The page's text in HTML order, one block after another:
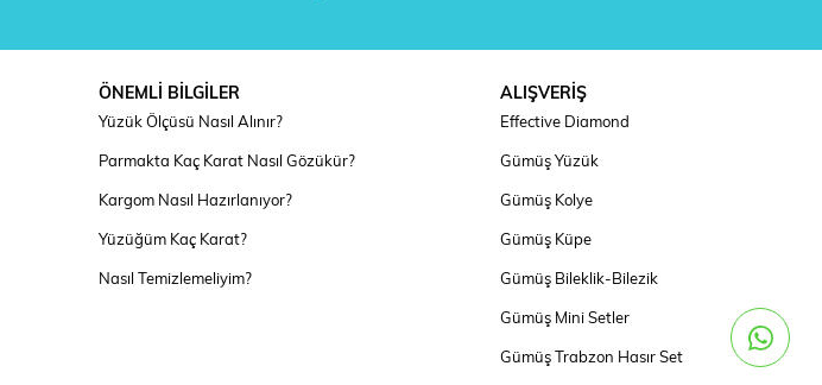
ÖNEMLİ BİLGİLER
Yüzük Ölçüsü Nasıl Alınır?
Parmakta Kaç Karat Nasıl Gözükür?
Kargom Nasıl Hazırlanıyor?
Yüzüğüm Kaç Karat?
Nasıl Temizlemeliyim?
ALIŞVERİŞ
Effective Diamond
Gümüş Yüzük
Gümüş Kolye
Gümüş Küpe
Gümüş Bileklik-Bilezik
Gümüş Mini Setler
Gümüş Trabzon Hasır Set